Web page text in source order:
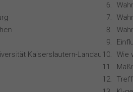
Kaiserslautern-Landau